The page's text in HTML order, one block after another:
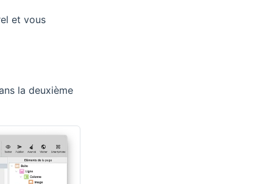
et vous
la deuxième